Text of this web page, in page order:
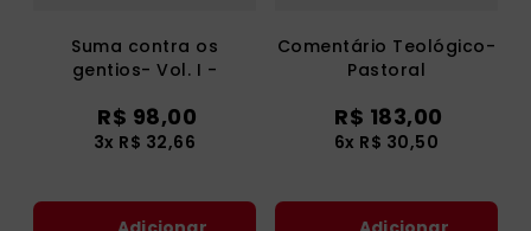
Suma contra os
gentios- Vol. I -
R$ 98,00
3x R$ 32,66
Comentário Teológico-
Pastoral
R$ 183,00
6x R$ 30,50